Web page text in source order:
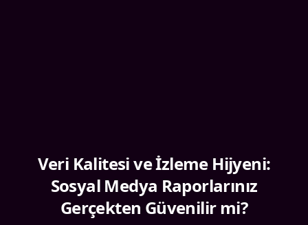
Veri Kalitesi ve İzleme Hijyeni:
Sosyal Medya Raporlarınız
Gerçekten Güvenilir mi?